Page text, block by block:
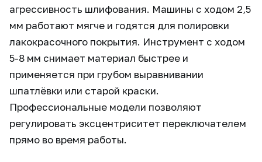
агрессивность шлифования. Машины с ходом 2,5
мм работают мягче и годятся для полировки
лакокрасочного покрытия. Инструмент с ходом
5-8 мм снимает материал быстрее и
применяется при грубом выравнивании
шпатлёвки или старой краски.
Профессиональные модели позволяют
регулировать эксцентриситет переключателем
прямо во время работы.